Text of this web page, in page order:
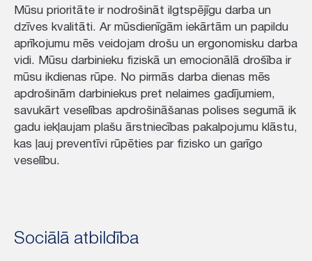
Mūsu prioritāte ir nodrošināt ilgtspējīgu darba un
dzīves kvalitāti. Ar mūsdienīgām iekārtām un papildu
aprīkojumu mēs veidojam drošu un ergonomisku darba
vidi. Mūsu darbinieku fiziskā un emocionālā drošība ir
mūsu ikdienas rūpe. No pirmās darba dienas mēs
apdrošinām darbiniekus pret nelaimes gadījumiem,
savukārt veselības apdrošināšanas polises segumā ik
gadu iekļaujam plašu ārstniecības pakalpojumu klāstu,
kas ļauj preventīvi rūpēties par fizisko un garīgo
veselību.
Sociālā atbildība